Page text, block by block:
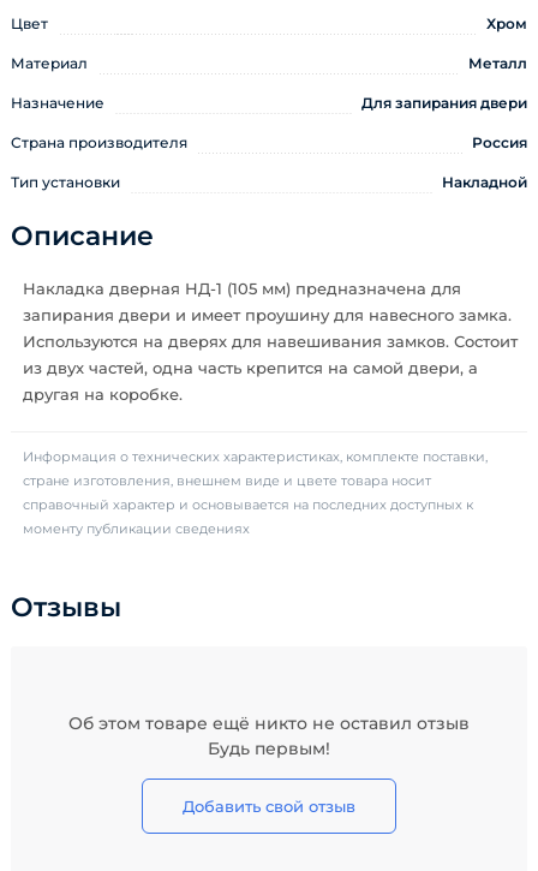
Цвет Хром
Материал Металл
Назначение Для запирания двери
Страна производителя Россия
Тип установки Накладной
Описание
Накладка дверная НД-1 (105 мм) предназначена для
запирания двери и имеет проушину для навесного замка.
Используются на дверях для навешивания замков. Состоит
из двух частей, одна часть крепится на самой двери, а
другая на коробке.
Информация о технических характеристиках, комплекте поставки,
стране изготовления, внешнем виде и цвете товара носит
справочный характер и основывается на последних доступных к
моменту публикации сведениях
Отзывы
Об этом товаре ещё никто не оставил отзыв
Будь первым!
Добавить свой отзыв